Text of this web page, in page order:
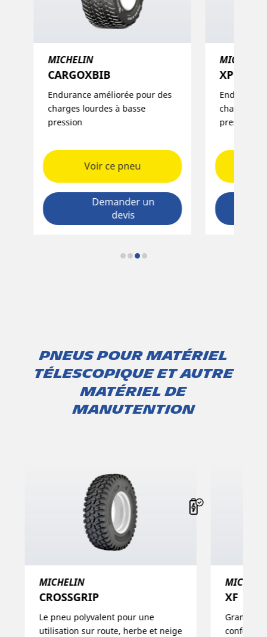
MICHELIN
CARGOXBIB
Endurance améliorée pour des
charges lourdes à basse
pression
Voir ce pneu
Demander un
devis
MICHELIN
XP 27​
Endurance
charges
pression
PNEUS POUR MATÉRIEL
TÉLESCOPIQUE ET AUTRE
MATÉRIEL DE
MANUTENTION
MICHELIN
CROSSGRIP​
Le pneu polyvalent pour une
utilisation sur route, herbe et neige​
XF
Grande
confort